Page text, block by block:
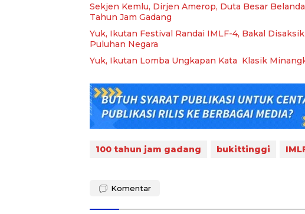
Sekjen Kemlu, Dirjen Amerop, Duta Besar
Tahun Jam Gadang
Yuk, Ikutan Festival Randai IMLF-4, Bakal
Puluhan Negara
Yuk, Ikutan Lomba Ungkapan Kata Klasik
100 tahun jam gadang bukittinggi
Komentar